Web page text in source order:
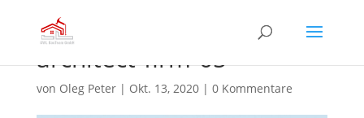
architect-firm-05
von Oleg Peter| Okt. 13, 2020| 0 Kommentare